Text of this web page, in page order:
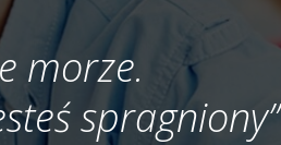
morze.
spragniony”